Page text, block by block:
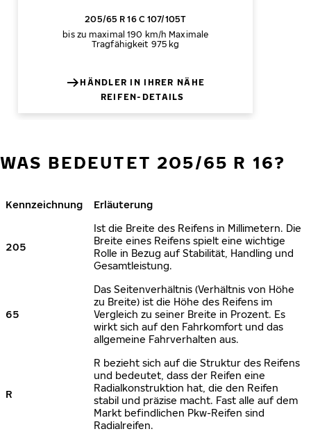
205/65 R 16 C 107/105T
bis zu maximal 190 km/h Maximale
Tragfähigkeit 975 kg
HÄNDLER IN IHRER NÄHE
REIFEN-DETAILS
WAS BEDEUTET 205/65 R 16?
Kennzeichnung Erläuterung
205
Ist die Breite des Reifens in Millimetern. Die
Breite eines Reifens spielt eine wichtige
Rolle in Bezug auf Stabilität, Handling und
Gesamtleistung.
65
Das Seitenverhältnis (Verhältnis von Höhe
zu Breite) ist die Höhe des Reifens im
Vergleich zu seiner Breite in Prozent. Es
wirkt sich auf den Fahrkomfort und das
allgemeine Fahrverhalten aus.
R
R bezieht sich auf die Struktur des Reifens
und bedeutet, dass der Reifen eine
Radialkonstruktion hat, die den Reifen
stabil und präzise macht. Fast alle auf dem
Markt befindlichen Pkw-Reifen sind
Radialreifen.